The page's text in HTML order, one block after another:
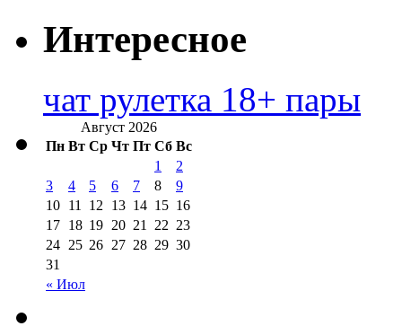
Интересное
чат рулетка 18+ пары
Август 2026
Пн Вт Ср Чт Пт Сб Вс
« Июл
1
2
3
4 5 6 7 8
9
10 11 12 13 14 15 16
17 18 19 20 21 22 23
24 25 26 27 28 29 30
31